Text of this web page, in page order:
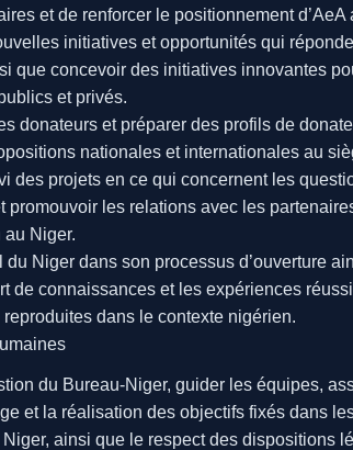
et de renforcer le positionnement d’AeA
initiatives et opportunités qui
que concevoir des initiatives innovantes
et privés.
donateurs et préparer des profils de
nationales et internationales au
des projets en ce qui concernent les
promouvoir les relations avec les
au Niger.
Niger dans son processus d’ouverture
de connaissances et les expériences
dans le contexte nigérien.
du Bureau-Niger, guider les équipes,
et la réalisation des objectifs fixés dans
ainsi que le respect des dispositions